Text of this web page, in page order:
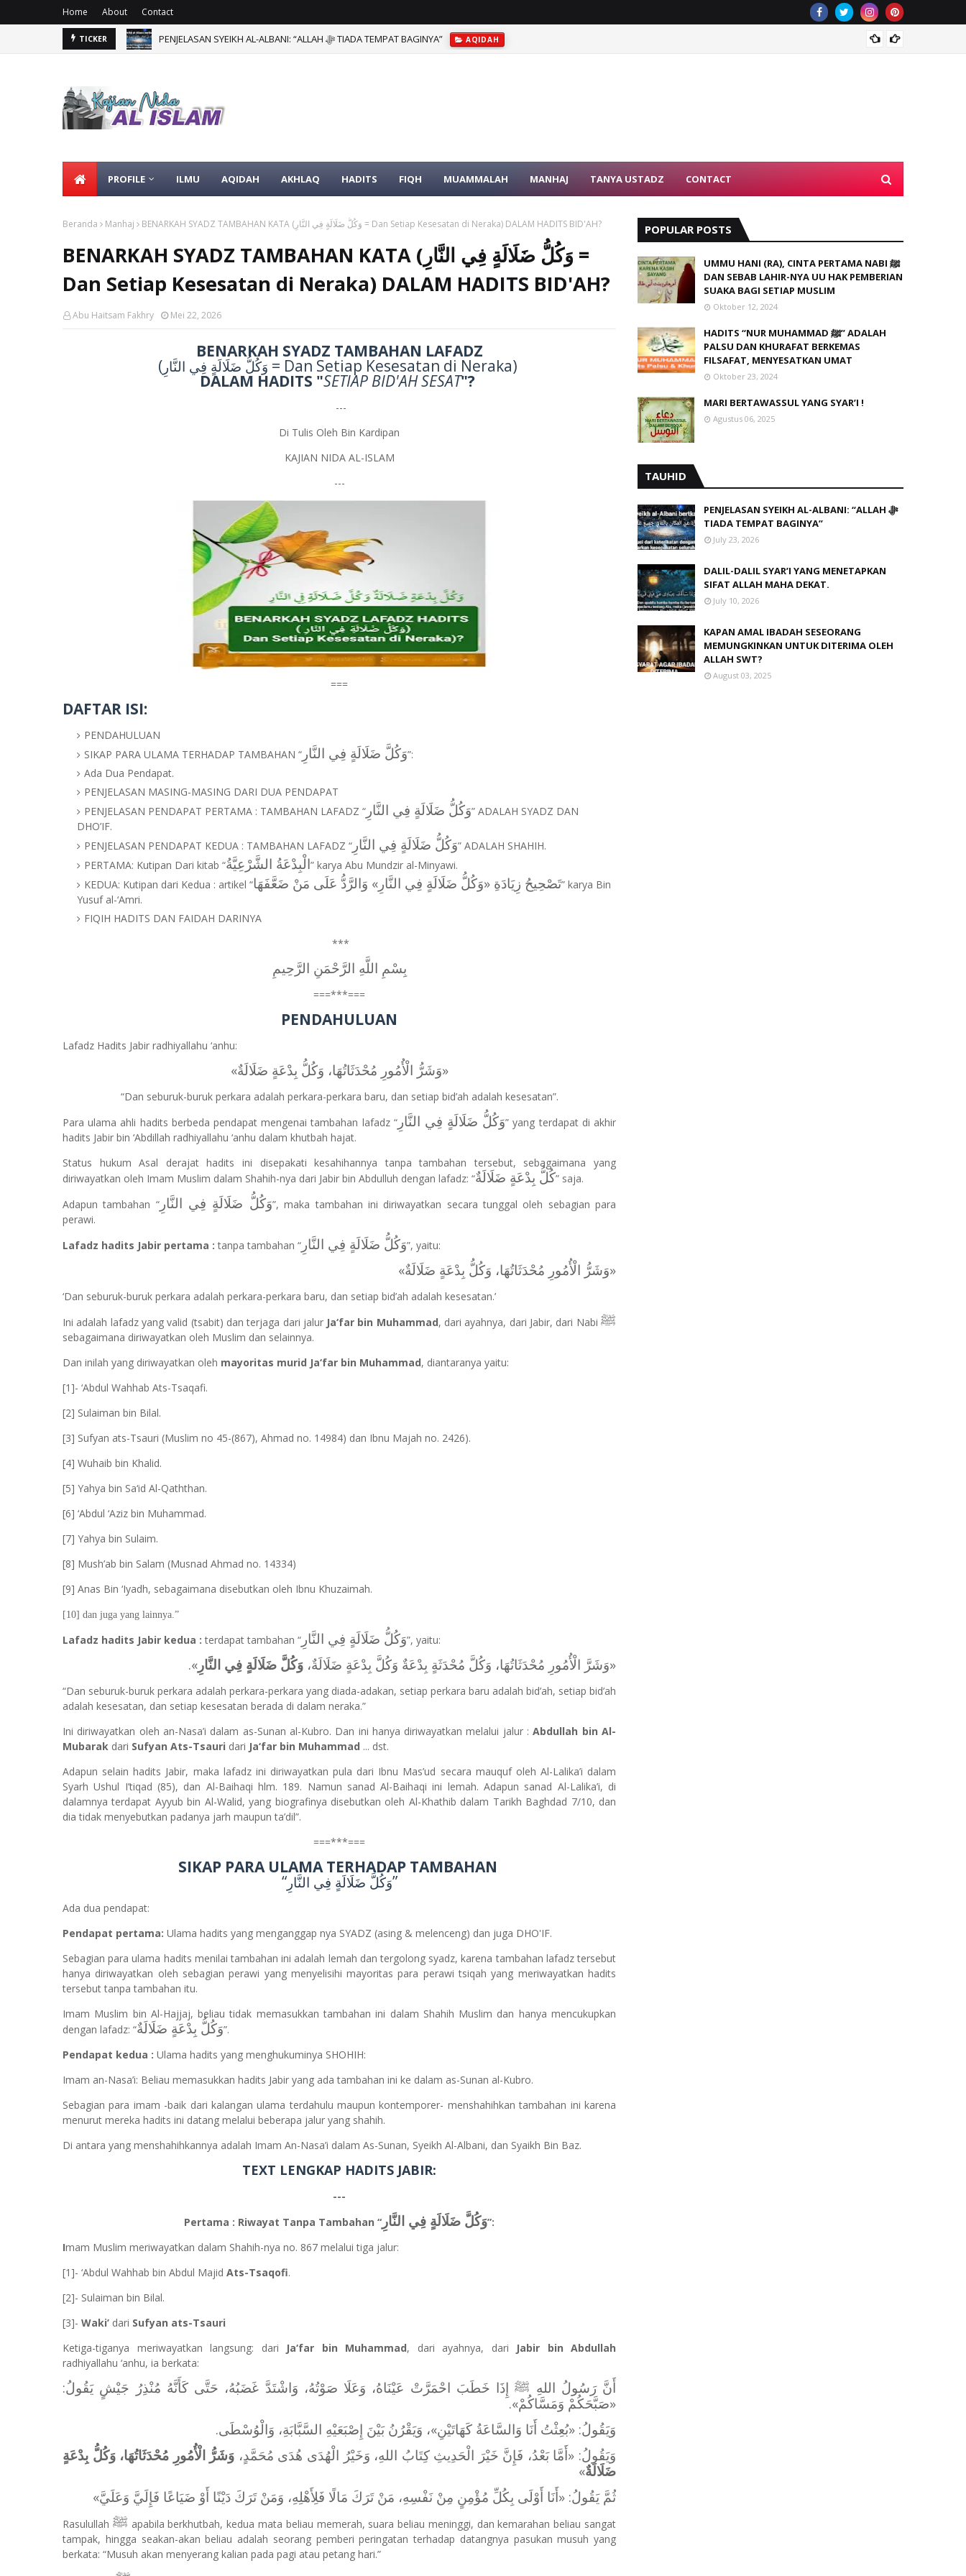
Home About Contact
TICKER PENJELASAN SYEIKH AL-ALBANI: “ALLAH ﷻ TIADA TEMPAT BAGINYA” AQIDAH
PROFILE ILMU AQIDAH AKHLAQ HADITS FIQH MUAMMALAH MANHAJ TANYA USTADZ CONTACT
Beranda Manhaj BENARKAH SYADZ TAMBAHAN KATA (وَكُلُّ ضَلَالَةٍ فِي النَّارِ = Dan Setiap Kesesatan di Neraka) DALAM HADITS BID'AH?
BENARKAH SYADZ TAMBAHAN KATA (وَكُلُّ ضَلَالَةٍ فِي النَّارِ =
Dan Setiap Kesesatan di Neraka) DALAM HADITS BID'AH?
Abu Haitsam Fakhry Mei 22, 2026
BENARKAH SYADZ TAMBAHAN LAFADZ
(وَكُلُّ ضَلَالَةٍ فِي النَّارِ = Dan Setiap Kesesatan di Neraka)
DALAM HADITS "SETIAP BID'AH SESAT"?
---
Di Tulis Oleh Bin Kardipan
KAJIAN NIDA AL-ISLAM
---
===
DAFTAR ISI:
PENDAHULUAN
SIKAP PARA ULAMA TERHADAP TAMBAHAN “ وَكُلَّ ‌ضَلَالَةٍ ‌فِي ‌النَّارِ”:
Ada Dua Pendapat.
PENJELASAN MASING-MASING DARI DUA PENDAPAT
PENJELASAN PENDAPAT PERTAMA : TAMBAHAN LAFADZ “ وَكُلُّ ضَلَالَةٍ فِي النَّارِ” ADALAH SYADZ DAN
DHO’IF.
PENJELASAN PENDAPAT KEDUA : TAMBAHAN LAFADZ “ وَكُلُّ ضَلَالَةٍ فِي النَّارِ” ADALAH SHAHIH.
PERTAMA: Kutipan Dari kitab “الْبِدْعَةُ الشَّرْعِيَّةُ” karya Abu Mundzir al-Minyawi.
KEDUA: Kutipan dari Kedua : artikel “تَصْحِيحُ زِيَادَةِ «وَكُلُّ ضَلَالَةٍ فِي النَّارِ» وَالرَّدُّ عَلَى مَنْ ضَعَّفَهَا” karya Bin
Yusuf al-‘Amri.
FIQIH HADITS DAN FAIDAH DARINYA
***
بِسْمِ اللَّهِ الرَّحْمَنِ الرَّحِيمِ
===***===
PENDAHULUAN
Lafadz Hadits Jabir radhiyallahu ‘anhu:
«وَشَرُّ الْأُمُورِ مُحْدَثَاتُهَا، وَكُلُّ بِدْعَةٍ ضَلَالَةٌ»
“Dan seburuk-buruk perkara adalah perkara-perkara baru, dan setiap bid’ah adalah kesesatan”.
Para ulama ahli hadits berbeda pendapat mengenai tambahan lafadz “وَكُلُّ ضَلَالَةٍ فِي النَّارِ” yang terdapat di akhir
hadits Jabir bin ‘Abdillah radhiyallahu ‘anhu dalam khutbah hajat.
Status hukum Asal derajat hadits ini disepakati kesahihannya tanpa tambahan tersebut, sebagaimana yang
diriwayatkan oleh Imam Muslim dalam Shahih-nya dari Jabir bin Abdulluh dengan lafadz: “كُلُّ بِدْعَةٍ ضَلَالَةٌ” saja.
Adapun tambahan “وَكُلُّ ضَلَالَةٍ فِي النَّارِ”, maka tambahan ini diriwayatkan secara tunggal oleh sebagian para
perawi.
Lafadz hadits Jabir pertama : tanpa tambahan “ وَكُلُّ ضَلَالَةٍ فِي النَّارِ”, yaitu:
«وَشَرُّ الْأُمُورِ مُحْدَثَاتُهَا، وَكُلُّ بِدْعَةٍ ضَلَالَةٌ»
‘Dan seburuk-buruk perkara adalah perkara-perkara baru, dan setiap bid’ah adalah kesesatan.’
Ini adalah lafadz yang valid (tsabit) dan terjaga dari jalur Ja‘far bin Muhammad, dari ayahnya, dari Jabir, dari Nabiﷺ
sebagaimana diriwayatkan oleh Muslim dan selainnya.
Dan inilah yang diriwayatkan oleh mayoritas murid Ja‘far bin Muhammad, diantaranya yaitu:
[1]- ‘Abdul Wahhab Ats-Tsaqafi.
[2] Sulaiman bin Bilal.
[3] Sufyan ats-Tsauri (Muslim no 45-(867), Ahmad no. 14984) dan Ibnu Majah no. 2426).
[4] Wuhaib bin Khalid.
[5] Yahya bin Sa‘id Al-Qaththan.
[6] ‘Abdul ‘Aziz bin Muhammad.
[7] Yahya bin Sulaim.
[8] Mush’ab bin Salam (Musnad Ahmad no. 14334)
[9] Anas Bin ‘Iyadh, sebagaimana disebutkan oleh Ibnu Khuzaimah.
[10] dan juga yang lainnya.”
Lafadz hadits Jabir kedua : terdapattambahan “ وَكُلُّ ضَلَالَةٍ فِي النَّارِ”, yaitu:
«وَشَرَّ الْأُمُورِ مُحْدَثَاتُهَا، وَكُلَّ مُحْدَثَةٍ بِدْعَةٌ وَكُلَّ بِدْعَةٍ ضَلَالَةٌ، ‌وَكُلَّ ‌ضَلَالَةٍ ‌فِي ‌النَّارِ ».
“Dan seburuk-buruk perkara adalah perkara-perkara yang diada-adakan, setiap perkara baru adalah bid’ah, setiap bid’ah
adalah kesesatan, dan setiap kesesatan berada di dalam neraka.”
Ini diriwayatkan oleh an-Nasa’i dalam as-Sunan al-Kubro. Dan ini hanya diriwayatkan melalui jalur :Abdullah bin Al-
Mubarak dari Sufyan Ats-Tsauri dari Ja‘far bin Muhammad ... dst.
Adapun selain hadits Jabir, maka lafadz ini diriwayatkan pula dari Ibnu Mas’ud secara mauquf oleh Al-Lalika’i dalam
Syarh Ushul I’tiqad (85), dan Al-Baihaqi hlm. 189. Namun sanad Al-Baihaqi ini lemah. Adapun sanad Al-Lalika’i, di
dalamnya terdapat Ayyub bin Al-Walid, yang biografinya disebutkan oleh Al-Khathib dalam Tarikh Baghdad 7/10, dan
dia tidak menyebutkan padanya jarh maupun ta’dil”.
===***===
SIKAP PARA ULAMA TERHADAP TAMBAHAN
“وَكُلَّ ‌ضَلَالَةٍ ‌فِي ‌النَّارِ”
Ada dua pendapat:
Pendapat pertama: Ulama hadits yang menganggap nya SYADZ (asing & melenceng) dan juga DHO'IF.
Sebagian para ulama hadits menilai tambahan ini adalah lemah dan tergolong syadz, karena tambahan lafadz tersebut
hanya diriwayatkan oleh sebagian perawi yang menyelisihi mayoritas para perawi tsiqah yang meriwayatkan hadits
tersebut tanpa tambahan itu.
Imam Muslim bin Al-Hajjaj, beliau tidak memasukkan tambahan ini dalam Shahih Muslim dan hanya mencukupkan
dengan lafadz: “وَكُلُّ بِدْعَةٍ ضَلَالَةٌ”.
Pendapat kedua : Ulama hadits yang menghukuminya SHOHIH:
Imam an-Nasa’i: Beliau memasukkan hadits Jabir yang ada tambahan ini ke dalam as-Sunan al-Kubro.
Sebagian para imam -baik dari kalangan ulama terdahulu maupun kontemporer- menshahihkan tambahan ini karena
menurut mereka hadits ini datang melalui beberapa jalur yang shahih.
Di antara yang menshahihkannya adalah Imam An-Nasa’i dalam As-Sunan, Syeikh Al-Albani, dan Syaikh Bin Baz.
TEXT LENGKAP HADITS JABIR:
---
Pertama : Riwayat Tanpa Tambahan “ وَكُلَّ ‌ضَلَالَةٍ ‌فِي ‌النَّارِ”:
Imam Muslim meriwayatkan dalam Shahih-nya no. 867 melalui tiga jalur:
[1]- ‘Abdul Wahhab bin Abdul Majid Ats-Tsaqofi.
[2]- Sulaiman bin Bilal.
[3]- Waki’ dari Sufyan ats-Tsauri
Ketiga-tiganya meriwayatkan langsung: dari
Ja‘far bin Muhammad, dari ayahnya, dari
Jabir bin Abdullah
radhiyallahu ‘anhu, ia berkata:
أَنَّ رَسُولُ اللهِ ﷺ إِذَا خَطَبَ احْمَرَّتْ عَيْنَاهُ، وَعَلَا صَوْتُهُ، وَاشْتَدَّ غَضَبُهُ، حَتَّى كَأَنَّهُ مُنْذِرُ جَيْشٍ يَقُولُ:
«صَبَّحَكُمْ وَمَسَّاكُمْ».
وَيَقُولُ: «بُعِثْتُ أَنَا وَالسَّاعَةُ كَهَاتَيْنِ»، وَيَقْرُنُ بَيْنَ إِصْبَعَيْهِ السَّبَّابَةِ، وَالْوُسْطَى.
وَيَقُولُ: «أَمَّا بَعْدُ، فَإِنَّ خَيْرَ الْحَدِيثِ كِتَابُ اللهِ، وَخَيْرُ الْهُدَى هُدَى مُحَمَّدٍ، وَشَرُّ الْأُمُورِ مُحْدَثَاتُهَا، وَكُلُّ بِدْعَةٍ
ضَلَالَةٌ»
ثُمَّ يَقُولُ: «أَنَا أَوْلَى بِكُلِّ مُؤْمِنٍ مِنْ نَفْسِهِ، مَنْ تَرَكَ مَالًا فَلِأَهْلِهِ، وَمَنْ تَرَكَ دَيْنًا أَوْ ضَيَاعًا فَإِلَيَّ وَعَلَيَّ»
Rasulullah ﷺ apabila berkhutbah, kedua mata beliau memerah, suara beliau meninggi, dan kemarahan beliau sangat
tampak, hingga seakan-akan beliau adalah seorang pemberi peringatan terhadap datangnya pasukan musuh yang
berkata: “Musuh akan menyerang kalian pada pagi atau petang hari.”
POPULAR POSTS
UMMU HANI (RA), CINTA PERTAMA NABI ﷺ
DAN SEBAB LAHIR-NYA UU HAK PEMBERIAN
SUAKA BAGI SETIAP MUSLIM
Oktober 12, 2024
HADITS “NUR MUHAMMAD ﷺ” ADALAH
PALSU DAN KHURAFAT BERKEMAS
FILSAFAT, MENYESATKAN UMAT
Oktober 23, 2024
MARI BERTAWASSUL YANG SYAR’I !
Agustus 06, 2025
TAUHID
PENJELASAN SYEIKH AL-ALBANI: “ALLAH ﷻ
TIADA TEMPAT BAGINYA”
July 23, 2026
DALIL-DALIL SYAR’I YANG MENETAPKAN
SIFAT ALLAH MAHA DEKAT.
July 10, 2026
KAPAN AMAL IBADAH SESEORANG
MEMUNGKINKAN UNTUK DITERIMA OLEH
ALLAH SWT?
August 03, 2025